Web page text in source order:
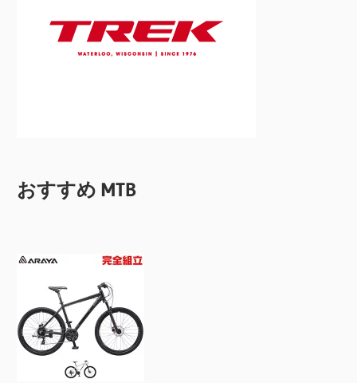
おすすめ MTB